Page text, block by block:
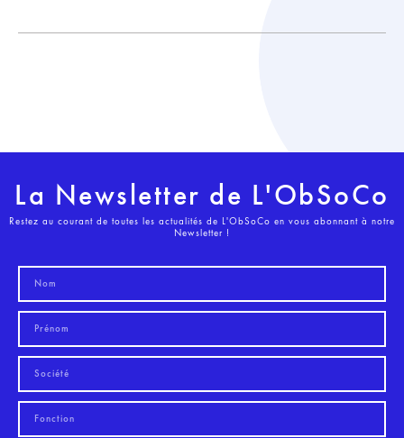
La Newsletter de L'ObSoCo
Restez au courant de toutes les actualités de L'ObSoCo en vous abonnant à notre
Newsletter !